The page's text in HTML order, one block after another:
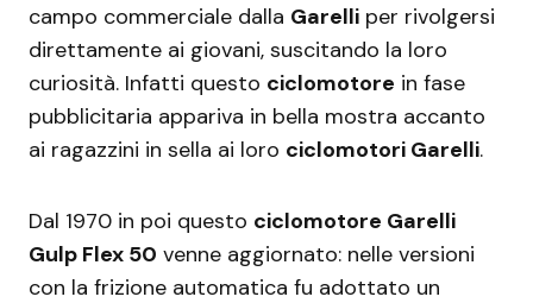
campo commerciale dalla Garelli per rivolgersi
direttamente ai giovani, suscitando la loro
curiosità. Infatti questo ciclomotore in fase
pubblicitaria appariva in bella mostra accanto
ai ragazzini in sella ai loro ciclomotori Garelli.
Dal 1970 in poi questo ciclomotore Garelli
Gulp Flex 50 venne aggiornato: nelle versioni
con la frizione automatica fu adottato un